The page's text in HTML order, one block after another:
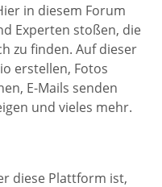
in diesem Forum
Experten stoßen, die
zu finden. Auf dieser
erstellen, Fotos
E-Mails senden
und vieles mehr.
diese Plattform ist,